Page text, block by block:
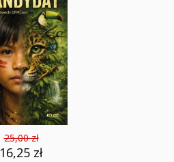
25,00 zł
16,25 zł